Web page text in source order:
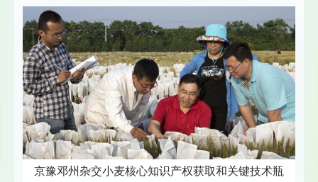
京豫邓州杂交小麦核心知识产权获取和关键技术瓶